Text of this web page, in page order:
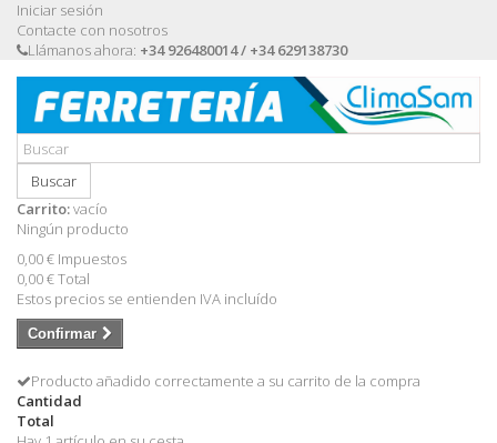
Iniciar sesión
Contacte con nosotros
Llámanos ahora: +34 926480014 / +34 629138730
Buscar
Carrito:vacío
Ningún producto
0,00 € Impuestos
0,00 €Total
Estos precios se entienden IVA incluído
Confirmar
Producto añadido correctamente a su carrito de la compra
Cantidad
Total